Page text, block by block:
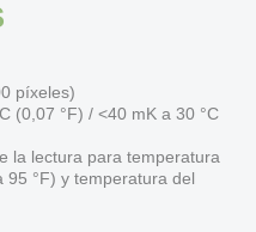
píxeles)
(0,07 °F) / <40 mK a 30 °C
la lectura para temperatura
95 °F) y temperatura del